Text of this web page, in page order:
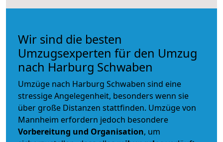
Wir sind die besten
Umzugsexperten für den Umzug
nach Harburg Schwaben
Umzüge nach Harburg Schwaben sind eine
stressige Angelegenheit, besonders wenn sie
über große Distanzen stattfinden. Umzüge von
Mannheim erfordern jedoch besondere
Vorbereitung und Organisation, um